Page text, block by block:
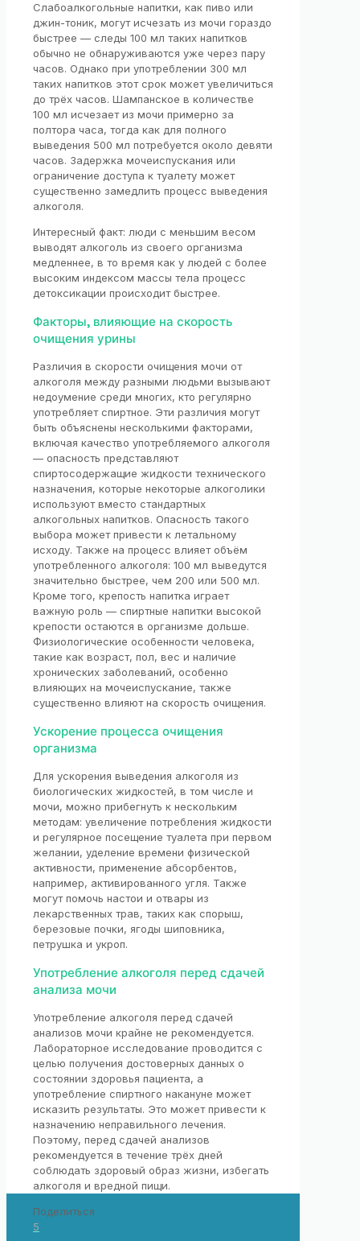
Слабоалкогольные напитки, как пиво или
джин-тоник, могут исчезать из мочи гораздо
быстрее — следы 100 мл таких напитков
обычно не обнаруживаются уже через пару
часов. Однако при употреблении 300 мл
таких напитков этот срок может увеличиться
до трёх часов. Шампанское в количестве
100 мл исчезает из мочи примерно за
полтора часа, тогда как для полного
выведения 500 мл потребуется около девяти
часов. Задержка мочеиспускания или
ограничение доступа к туалету может
существенно замедлить процесс выведения
алкоголя.
Интересный факт: люди с меньшим весом
выводят алкоголь из своего организма
медленнее, в то время как у людей с более
высоким индексом массы тела процесс
детоксикации происходит быстрее.
Факторы, влияющие на скорость
очищения урины
Различия в скорости очищения мочи от
алкоголя между разными людьми вызывают
недоумение среди многих, кто регулярно
употребляет спиртное. Эти различия могут
быть объяснены несколькими факторами,
включая качество употребляемого алкоголя
— опасность представляют
спиртосодержащие жидкости технического
назначения, которые некоторые алкоголики
используют вместо стандартных
алкогольных напитков. Опасность такого
выбора может привести к летальному
исходу. Также на процесс влияет объём
употребленного алкоголя: 100 мл выведутся
значительно быстрее, чем 200 или 500 мл.
Кроме того, крепость напитка играет
важную роль — спиртные напитки высокой
крепости остаются в организме дольше.
Физиологические особенности человека,
такие как возраст, пол, вес и наличие
хронических заболеваний, особенно
влияющих на мочеиспускание, также
существенно влияют на скорость очищения.
Ускорение процесса очищения
организма
Для ускорения выведения алкоголя из
биологических жидкостей, в том числе и
мочи, можно прибегнуть к нескольким
методам: увеличение потребления жидкости
и регулярное посещение туалета при первом
желании, уделение времени физической
активности, применение абсорбентов,
например, активированного угля. Также
могут помочь настои и отвары из
лекарственных трав, таких как спорыш,
березовые почки, ягоды шиповника,
петрушка и укроп.
Употребление алкоголя перед сдачей
анализа мочи
Употребление алкоголя перед сдачей
анализов мочи крайне не рекомендуется.
Лабораторное исследование проводится с
целью получения достоверных данных о
состоянии здоровья пациента, а
употребление спиртного накануне может
исказить результаты. Это может привести к
назначению неправильного лечения.
Поэтому, перед сдачей анализов
рекомендуется в течение трёх дней
соблюдать здоровый образ жизни, избегать
алкоголя и вредной пищи.
Поделиться
5